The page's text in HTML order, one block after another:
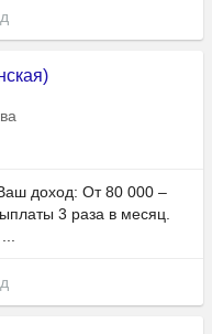
доход: От 80 000 –
3 раза в месяц.